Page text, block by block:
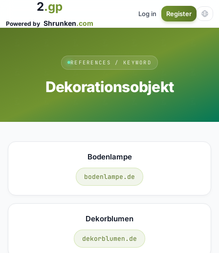
2.gp
Powered by Shrunken.com
Log in Register
REFERENCES / KEYWORD
Dekorationsobjekt
Bodenlampe
bodenlampe.de
Dekorblumen
dekorblumen.de